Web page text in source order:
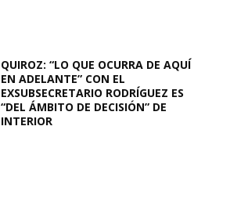
QUIROZ: “LO QUE OCURRA DE AQUÍ
EN ADELANTE” CON EL
EXSUBSECRETARIO RODRÍGUEZ ES
“DEL ÁMBITO DE DECISIÓN” DE
INTERIOR